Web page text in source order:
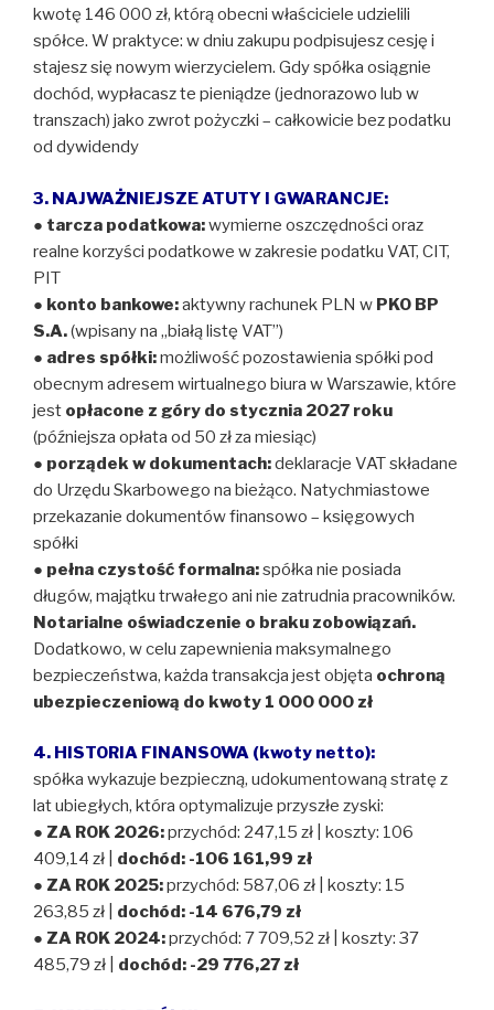
kwotę 146 000 zł, którą obecni właściciele udzielili
spółce. W praktyce: w dniu zakupu podpisujesz cesję i
stajesz się nowym wierzycielem. Gdy spółka osiągnie
dochód, wypłacasz te pieniądze (jednorazowo lub w
transzach) jako zwrot pożyczki – całkowicie bez podatku
od dywidendy
3. NAJWAŻNIEJSZE ATUTY I GWARANCJE:
● tarcza podatkowa:wymierne oszczędności oraz
realne korzyści podatkowe w zakresie podatku VAT, CIT,
PIT
● konto bankowe:aktywny rachunek PLN w PKO BP
S.A.(wpisany na „białą listę VAT”)
● adres spółki:możliwość pozostawienia spółki pod
obecnym adresem wirtualnego biura w Warszawie, które
jest opłacone z góry do stycznia 2027 roku
(późniejsza opłata od 50 zł za miesiąc)
● porządek w dokumentach:deklaracje VAT składane
do Urzędu Skarbowego na bieżąco. Natychmiastowe
przekazanie dokumentów finansowo – księgowych
spółki
● pełna czystość formalna:spółka nie posiada
długów, majątku trwałego ani nie zatrudnia pracowników.
Notarialne oświadczenie o braku zobowiązań.
Dodatkowo, w celu zapewnienia maksymalnego
bezpieczeństwa, każda transakcja jest objęta ochroną
ubezpieczeniową do kwoty 1 000 000 zł
4. HISTORIA FINANSOWA (kwoty netto):
spółka wykazuje bezpieczną, udokumentowaną stratę z
lat ubiegłych, która optymalizuje przyszłe zyski:
● ZA ROK 2026:przychód: 247,15 zł | koszty: 106
409,14 zł | dochód: -106 161,99 zł
● ZA ROK 2025:przychód: 587,06 zł | koszty: 15
263,85 zł | dochód: -14 676,79 zł
● ZA ROK 2024:przychód: 7 709,52 zł | koszty: 37
485,79 zł | dochód: -29 776,27 zł